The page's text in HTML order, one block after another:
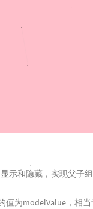
示和隐藏，实现父子
为modelValue，相